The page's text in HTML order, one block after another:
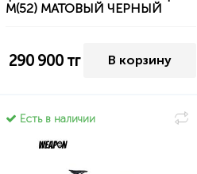
M(52) МАТОВЫЙ ЧЕРНЫЙ
290 900тг В корзину
Есть в наличии